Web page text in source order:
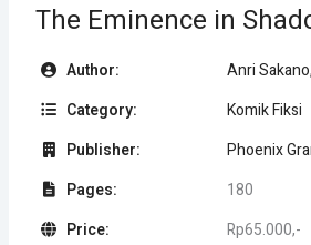
The Eminence in
Author:
Anri
Category:
Komik Fiksi
Publisher:
Phoenix
Pages:
180
Price:
Rp65.000,-